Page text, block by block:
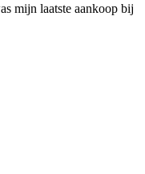
mijn laatste aankoop bij